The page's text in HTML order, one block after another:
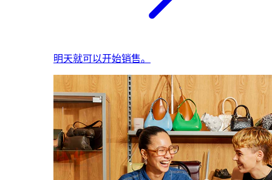
明天就可以开始销售。